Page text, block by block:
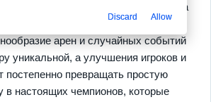
добавляют дух товарищества, а
даёт смысл каждому выигранному
арен и случайных событий
уникальной, а улучшения игроков и
постепенно превращать простую
в настоящих чемпионов, которые
Discard Allow